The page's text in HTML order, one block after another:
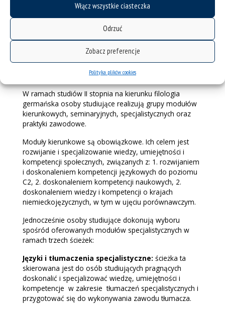
Włącz wszystkie ciasteczka
Odrzuć
Zobacz preferencje
Polityka plików cookies
zawodu nauczyciela zgodnie z rozporządzeniami MEN.
Studia stacjonarne II
stopnia (magisterskie)
W ramach studiów II stopnia na kierunku filologia
germańska osoby studiujące realizują grupy modułów
kierunkowych, seminaryjnych, specjalistycznych oraz
praktyki zawodowe.
Moduły kierunkowe są obowiązkowe. Ich celem jest
rozwijanie i specjalizowanie wiedzy, umiejętności i
kompetencji społecznych, związanych z: 1. rozwijaniem
i doskonaleniem kompetencji językowych do poziomu
C2, 2. doskonaleniem kompetencji naukowych, 2.
doskonaleniem wiedzy i kompetencji o krajach
niemieckojęzycznych, w tym w ujęciu porównawczym.
Jednocześnie osoby studiujące dokonują wyboru
spośród oferowanych modułów specjalistycznych w
ramach trzech ścieżek:
Języki i tłumaczenia specjalistyczne: ścieżka ta
skierowana jest do osób studiujących pragnących
doskonalić i specjalizować wiedzę, umiejętności i
kompetencje w zakresie tłumaczeń specjalistycznych i
przygotować się do wykonywania zawodu tłumacza.